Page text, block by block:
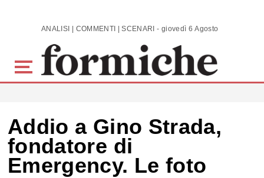
Skip to main content ANALISI | COMMENTI | SCENARI - giovedì 6 Agosto 2026
Addio a Gino Strada,
fondatore di
Emergency. Le foto